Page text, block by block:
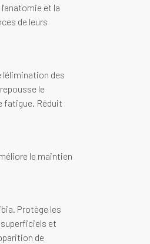
et la
de leurs
l'élimination des
le
fatigue. Réduit
le maintien
Protège les
et
de